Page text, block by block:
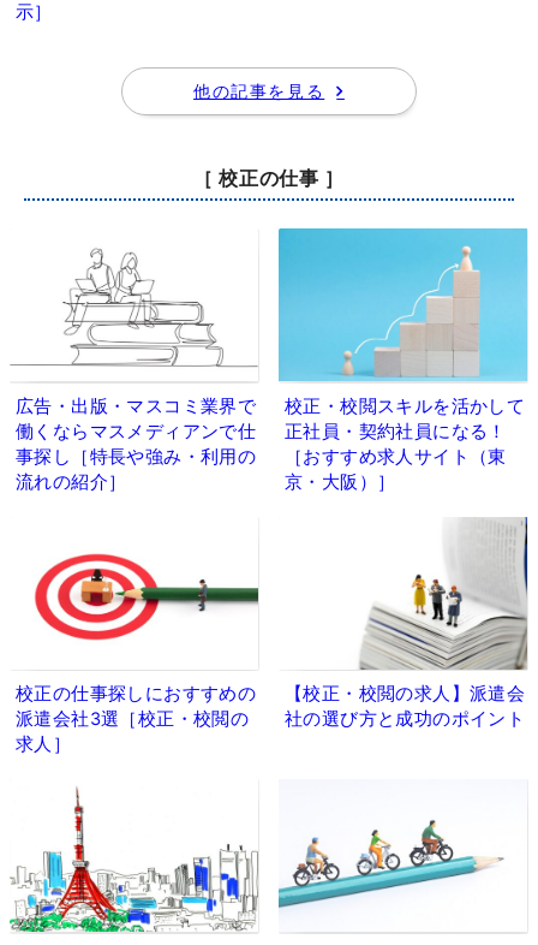
示］
他の記事を見る
［ 校正の仕事 ］
広告・出版・マスコミ業界で
働くならマスメディアンで仕
事探し［特長や強み・利用の
流れの紹介］
校正・校閲スキルを活かして
正社員・契約社員になる！
［おすすめ求人サイト（東
京・大阪）］
校正の仕事探しにおすすめの
派遣会社3選［校正・校閲の
求人］
【校正・校閲の求人】派遣会
社の選び方と成功のポイント